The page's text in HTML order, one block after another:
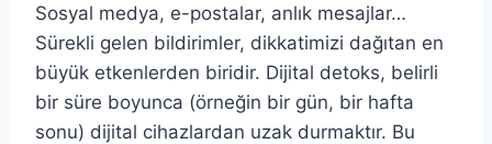
Sosyal medya, e-postalar, anlık mesajlar…
Sürekli gelen bildirimler, dikkatimizi dağıtan en
büyük etkenlerden biridir. Dijital detoks, belirli
bir süre boyunca (örneğin bir gün, bir hafta
sonu) dijital cihazlardan uzak durmaktır. Bu